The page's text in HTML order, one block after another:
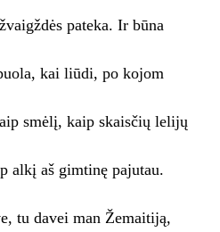
pateka. Ir būna
kai liūdi, po kojom
smėlį, kaip skaisčių lelijų
alkį aš gimtinę pajutau.
tu davei man Žemaitiją,